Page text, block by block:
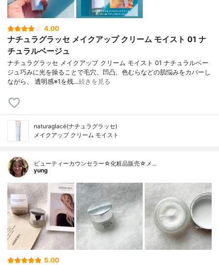
4.00
ナチュラグラッセ メイクアップ クリーム モイスト 01 ナ
チュラルベージュ
ナチュラグラッセ メイクアップ クリーム モイスト 01 ナチュラルベー
ジュ巧みに光を操ることで毛穴、凹凸、色むらなどの肌悩みをカバーし
ながら、 透明感※1を残…続きを見る
naturaglacé(ナチュラグラッセ)
メイクアップ クリーム モイスト
ビューティーカウンセラー☆化粧品販売☆メ…
yung
5.00